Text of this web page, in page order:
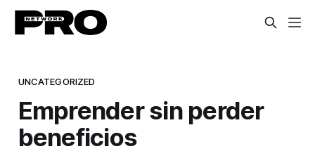
UNCATEGORIZED
Emprender sin perder
beneficios